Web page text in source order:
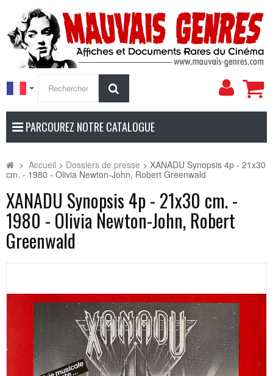
Mon
PARCOUREZ NOTRE CATALOGUE
> Accueil > Dossiers de presse > XANADU Synopsis 4p - 21x30
cm. - 1980 - Olivia Newton-John, Robert Greenwald
XANADU Synopsis 4p - 21x30 cm. -
1980 - Olivia Newton-John, Robert
Greenwald